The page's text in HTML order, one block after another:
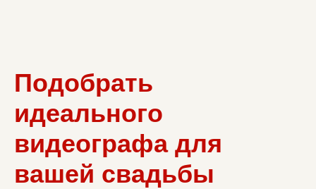
Подобрать
идеального
видеографа для
вашей свадьбы